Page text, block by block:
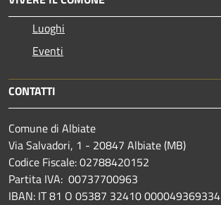
Luoghi
Eventi
CONTATTI
Comune di Albiate
Via Salvadori, 1 - 20847 Albiate (MB)
Codice Fiscale: 02788420152
Partita IVA: 00737700963
IBAN: IT 81 O 05387 32410 000049369334